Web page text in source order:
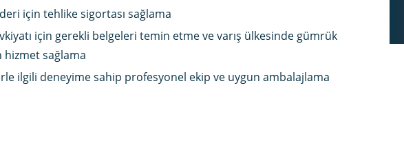
için tehlike sigortası sağlama
için gerekli belgeleri temin etme ve varış ülkesinde gümrük
sağlama
ilgili deneyime sahip profesyonel ekip ve uygun ambalajlama